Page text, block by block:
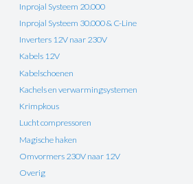
Inprojal Systeem 20.000
Inprojal Systeem 30.000 & C-Line
Inverters 12V naar 230V
Kabels 12V
Kabelschoenen
Kachels en verwarmingsystemen
Krimpkous
Lucht compressoren
Magische haken
Omvormers 230V naar 12V
Overig